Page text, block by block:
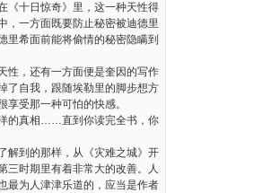
《十日惊奇》里，这一种天性得
，一方面既要防止秘密被迪德里
里希面前能将偷情的秘密隐瞒到
性，还有一方面便是奎因的写作
了自我，跟随埃勒里的脚步想方
受那一种可怕的快感。
的真相……直到你读完全书，你
解到的那样，从《灾难之城》开
三时期里有着非常大的改善。人
最为人津津乐道的，应当是作者